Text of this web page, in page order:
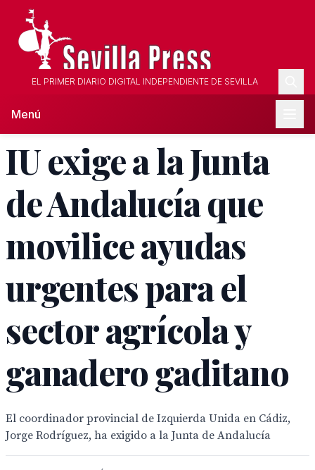
EL PRIMER DIARIO DIGITAL INDEPENDIENTE DE SEVILLA
Menú
IU exige a la Junta
de Andalucía que
movilice ayudas
urgentes para el
sector agrícola y
ganadero gaditano
El coordinador provincial de Izquierda Unida en Cádiz,
Jorge Rodríguez, ha exigido a la Junta de Andalucía